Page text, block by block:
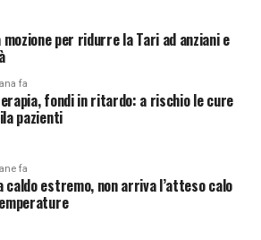
per ridurre la Tari ad anziani e
fa
fondi in ritardo: a rischio le cure
pazienti
fa
caldo estremo, non arriva l’atteso calo